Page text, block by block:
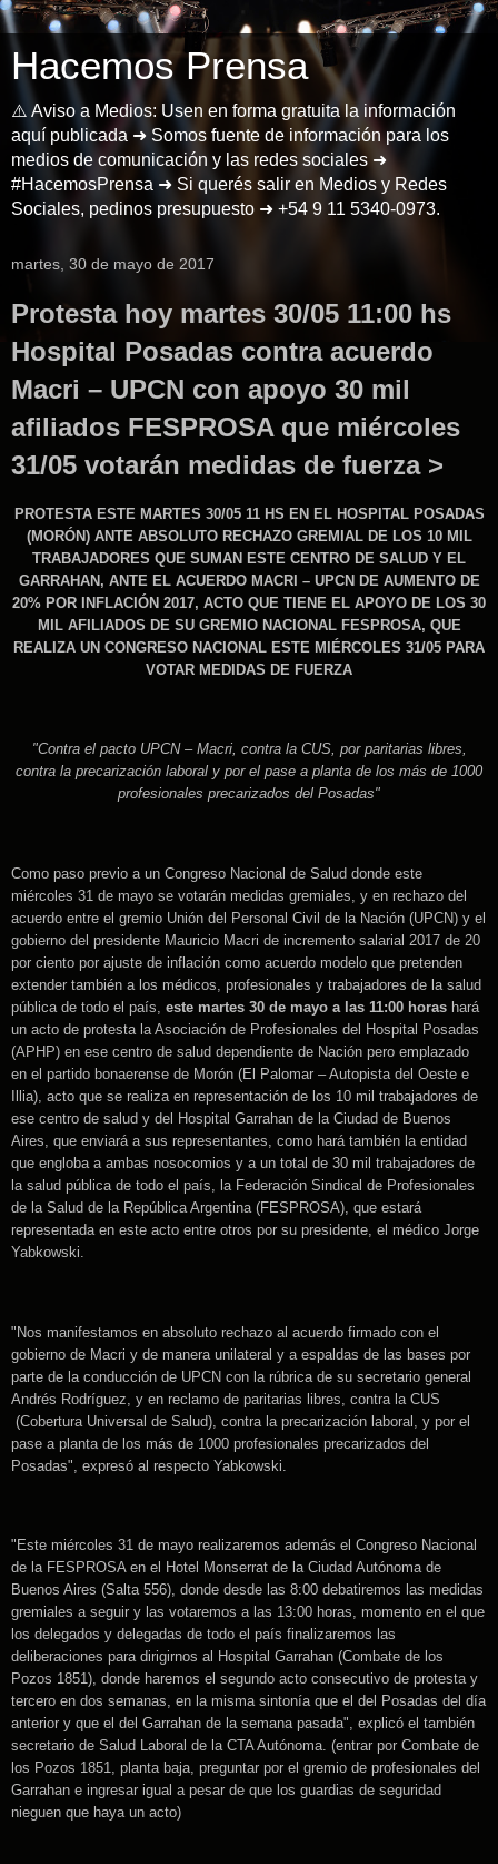
Hacemos Prensa
⚠️ Aviso a Medios: Usen en forma gratuita la información
aquí publicada ➜ Somos fuente de información para los
medios de comunicación y las redes sociales ➜
#HacemosPrensa ➜ Si querés salir en Medios y Redes
Sociales, pedinos presupuesto ➜ +54 9 11 5340-0973.
martes, 30 de mayo de 2017
Protesta hoy martes 30/05 11:00 hs
Hospital Posadas contra acuerdo
Macri – UPCN con apoyo 30 mil
afiliados FESPROSA que miércoles
31/05 votarán medidas de fuerza >
PROTESTA ESTE MARTES 30/05 11 HS EN EL HOSPITAL POSADAS
(MORÓN) ANTE ABSOLUTO RECHAZO GREMIAL DE LOS 10 MIL
TRABAJADORES QUE SUMAN ESTE CENTRO DE SALUD Y EL
GARRAHAN, ANTE EL ACUERDO MACRI – UPCN DE AUMENTO DE
20% POR INFLACIÓN 2017, ACTO QUE TIENE EL APOYO DE LOS 30
MIL AFILIADOS DE SU GREMIO NACIONAL FESPROSA, QUE
REALIZA UN CONGRESO NACIONAL ESTE MIÉRCOLES 31/05 PARA
VOTAR MEDIDAS DE FUERZA
"Contra el pacto UPCN – Macri, contra la CUS, por paritarias libres,
contra la precarización laboral y por el pase a planta de los más de 1000
profesionales precarizados del Posadas"
Como paso previo a un Congreso Nacional de Salud donde este
miércoles 31 de mayo se votarán medidas gremiales, y en rechazo del
acuerdo entre el gremio Unión del Personal Civil de la Nación (UPCN) y el
gobierno del presidente Mauricio Macri de incremento salarial 2017 de 20
por ciento por ajuste de inflación como acuerdo modelo que pretenden
extender también a los médicos, profesionales y trabajadores de la salud
pública de todo el país, este martes 30 de mayo a las 11:00 horas hará
un acto de protesta la Asociación de Profesionales del Hospital Posadas
(APHP) en ese centro de salud dependiente de Nación pero emplazado
en el partido bonaerense de Morón (El Palomar – Autopista del Oeste e
Illia), acto que se realiza en representación de los 10 mil trabajadores de
ese centro de salud y del Hospital Garrahan de la Ciudad de Buenos
Aires, que enviará a sus representantes, como hará también la entidad
que engloba a ambas nosocomios y a un total de 30 mil trabajadores de
la salud pública de todo el país, la Federación Sindical de Profesionales
de la Salud de la República Argentina (FESPROSA), que estará
representada en este acto entre otros por su presidente, el médico Jorge
Yabkowski.
"Nos manifestamos en absoluto rechazo al acuerdo firmado con el
gobierno de Macri y de manera unilateral y a espaldas de las bases por
parte de la conducción de UPCN con la rúbrica de su secretario general
Andrés Rodríguez, y en reclamo de paritarias libres, contra la CUS
(Cobertura Universal de Salud), contra la precarización laboral, y por el
pase a planta de los más de 1000 profesionales precarizados del
Posadas", expresó al respecto Yabkowski.
"Este miércoles 31 de mayo realizaremos además el Congreso Nacional
de la FESPROSA en el Hotel Monserrat de la Ciudad Autónoma de
Buenos Aires (Salta 556), donde desde las 8:00 debatiremos las medidas
gremiales a seguir y las votaremos a las 13:00 horas, momento en el que
los delegados y delegadas de todo el país finalizaremos las
deliberaciones para dirigirnos al Hospital Garrahan (Combate de los
Pozos 1851), donde haremos el segundo acto consecutivo de protesta y
tercero en dos semanas, en la misma sintonía que el del Posadas del día
anterior y que el del Garrahan de la semana pasada", explicó el también
secretario de Salud Laboral de la CTA Autónoma. (entrar por Combate de
los Pozos 1851, planta baja, preguntar por el gremio de profesionales del
Garrahan e ingresar igual a pesar de que los guardias de seguridad
nieguen que haya un acto)